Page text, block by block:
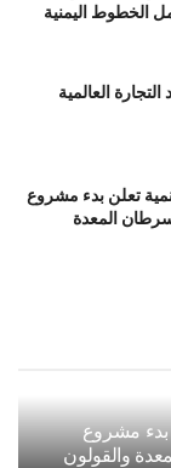
الخطوط اليمنية
العالمية
تعلن بدء مشروع
المعدة
بدء مشروع
والقولون